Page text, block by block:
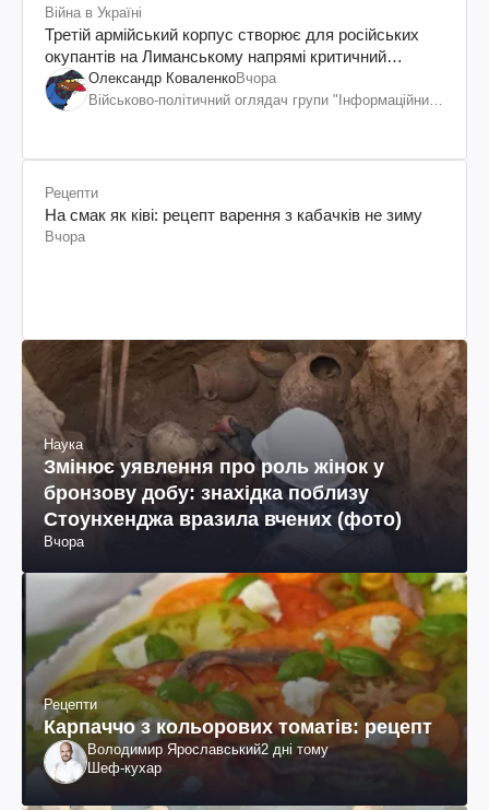
Війна в Україні
Третій армійський корпус створює для російських
окупантів на Лиманському напрямі критичний
дискомфорт: як це вдалося
Олександр КоваленкоВчора
Військово-політичний оглядач групи "Інформаційний
Рецепти
На смак як ківі: рецепт варення з кабачків не зиму
Вчора
Наука
Змінює уявлення про роль жінок у
бронзову добу: знахідка поблизу
Стоунхенджа вразила вчених (фото)
Вчора
Рецепти
Карпаччо з кольорових томатів: рецепт
Володимир Ярославський2 дні тому
Шеф-кухар